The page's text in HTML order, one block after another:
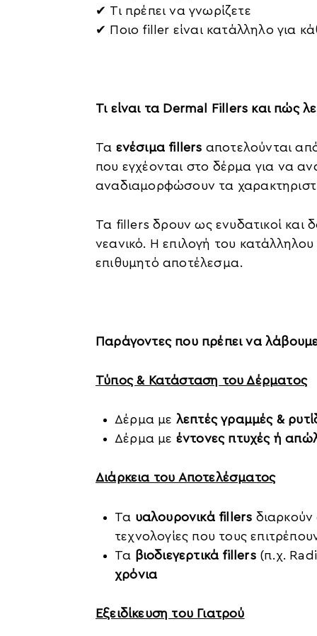
✔ Τι πρέπει να γνωρίζετε
✔ Ποιο filler είναι κατάλληλο για
Τι είναι τα Dermal Fillers και πώς
Τα ενέσιμα fillers αποτελούνται
που εγχέονται στο δέρμα για να
αναδιαμορφώσουν τα
Τα fillers δρουν ως ενυδατικοί και
νεανικό. Η επιλογή του
επιθυμητό αποτέλεσμα.
Παράγοντες που πρέπει να
Τύπος & Κατάσταση του Δέρματος
Δέρμα με λεπτές γραμμές &
Δέρμα με έντονες πτυχές ή
Διάρκεια του Αποτελέσματος
Τα υαλουρονικά fillers
τεχνολογίες που τους
Τα βιοδιεγερτικά fillers(π.χ.
χρόνια
Εξειδίκευση του Γιατρού